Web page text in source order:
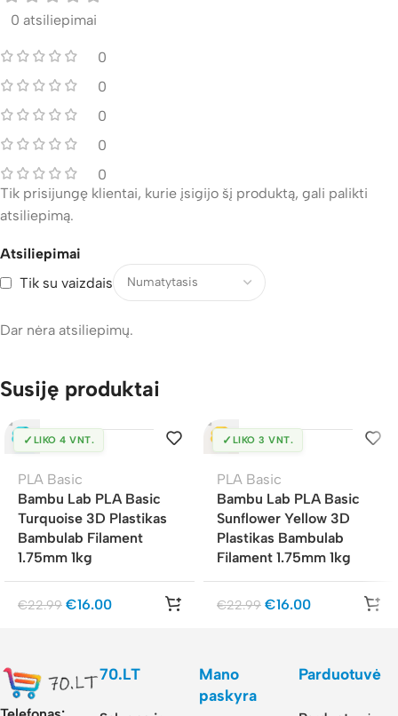
0 atsiliepimai
0
0
0
0
0
Atsiliepimai
Tik su vaizdais
Dar nėra atsiliepimų.
Tik prisijungę klientai, kurie įsigijo šį produktą, gali palikti
atsiliepimą.
Susiję produktai
✓ LIKO 4 VNT.
PLA Basic
Bambu Lab PLA Basic
Turquoise 3D Plastikas
Bambulab Filament
1.75mm 1kg
€22.99 €16.00
✓ LIKO 3 VNT.
PLA Basic
Bambu Lab PLA Basic
Sunflower Yellow 3D
Plastikas Bambulab
Filament 1.75mm 1kg
€22.99 €16.00
70.LT
Mano
paskyra
Parduotuvė